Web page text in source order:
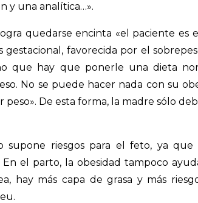
y una analítica…».
quedarse encinta «el paciente es
favorecida por el
que hay que ponerle una dieta
No se puede hacer nada con su
De esta forma, la madre sólo
supone riesgos para el feto, ya que
el parto, la obesidad tampoco
hay más capa de grasa y más